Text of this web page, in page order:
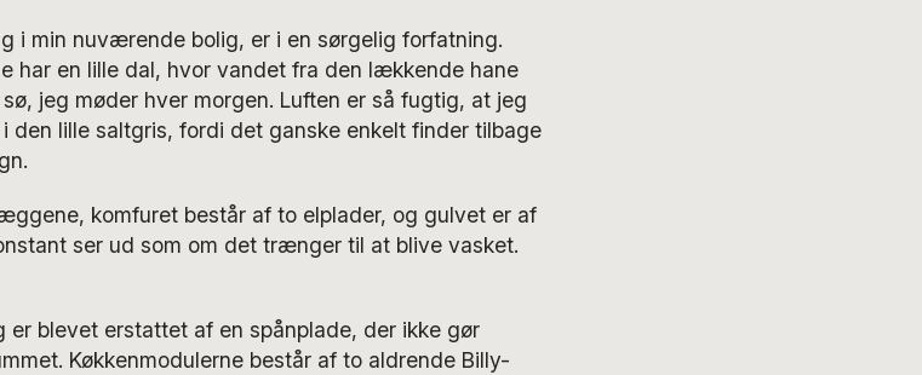
i min nuværende bolig, er i en sørgelig forfatning.
har en lille dal, hvor vandet fra den lækkende hane
jeg møder hver morgen. Luften er så fugtig, at jeg
den lille saltgris, fordi det ganske enkelt finder tilbage
komfuret består af to elplader, og gulvet er af
ser ud som om det trænger til at blive vasket.
er blevet erstattet af en spånplade, der ikke gør
Køkkenmodulerne består af to aldrende Billy-